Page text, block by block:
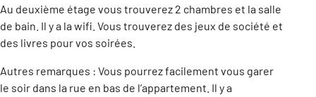
Au deuxième étage vous trouverez 2 chambres et la salle
de bain. Il y a la wifi. Vous trouverez des jeux de société et
des livres pour vos soirées.
Autres remarques : Vous pourrez facilement vous garer
le soir dans la rue en bas de l’appartement. Il y a